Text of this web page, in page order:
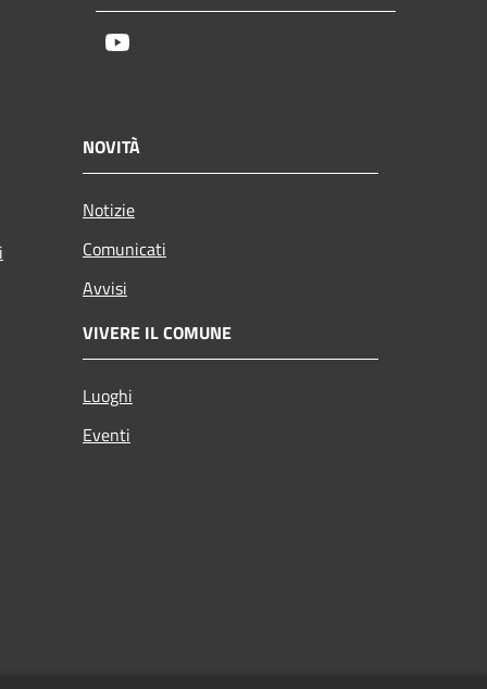
NOVITÀ
Notizie
Comunicati
Avvisi
VIVERE IL COMUNE
Luoghi
Eventi